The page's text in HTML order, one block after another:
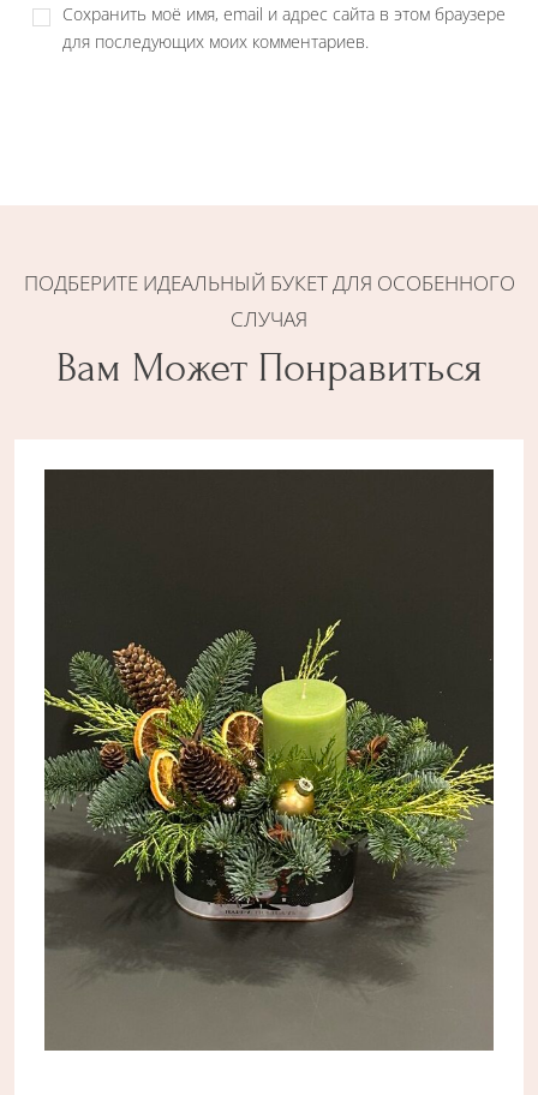
Сохранить моё имя, email и адрес сайта в этом браузере
для последующих моих комментариев.
ПОДБЕРИТЕ ИДЕАЛЬНЫЙ БУКЕТ ДЛЯ ОСОБЕННОГО
СЛУЧАЯ
Вам Может Понравиться